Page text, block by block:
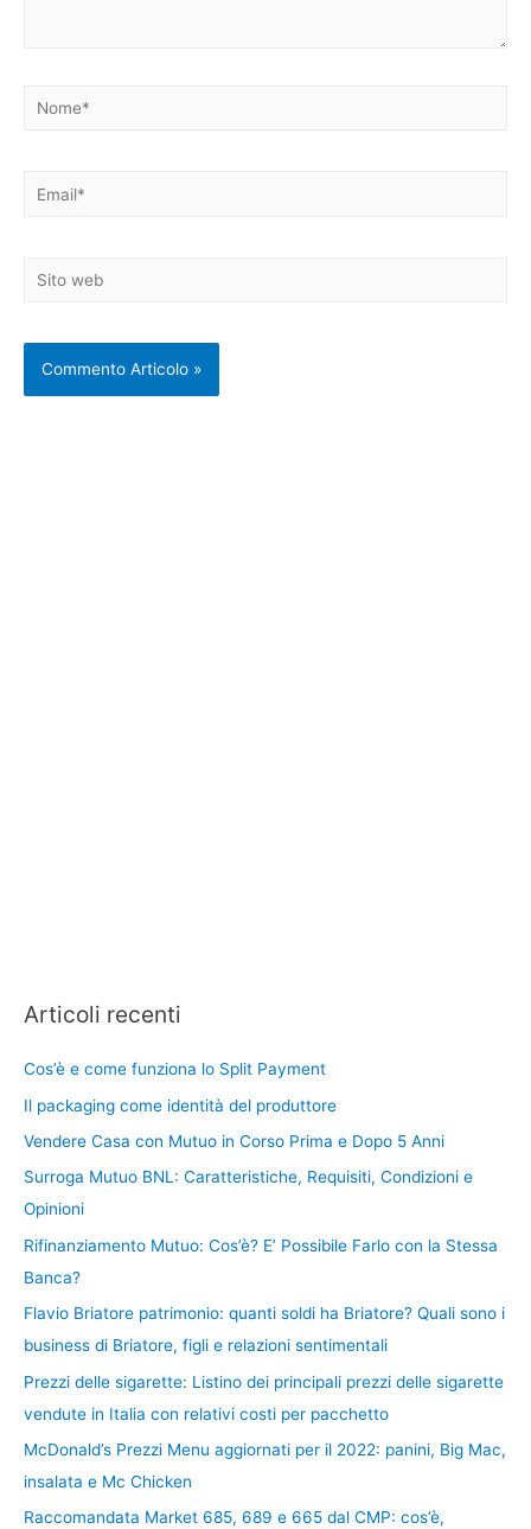
Nome*
Email*
Sito
Articoli recenti
Cos’è e come funziona lo Split Payment
Il packaging come identità del produttore
Vendere Casa con Mutuo in Corso Prima e Dopo 5 Anni
Surroga Mutuo BNL: Caratteristiche, Requisiti, Condizioni e
Opinioni
Rifinanziamento Mutuo: Cos’è? E’ Possibile Farlo con la Stessa
Banca?
Flavio Briatore patrimonio: quanti soldi ha Briatore? Quali sono i
business di Briatore, figli e relazioni sentimentali
Prezzi delle sigarette: Listino dei principali prezzi delle sigarette
vendute in Italia con relativi costi per pacchetto
McDonald’s Prezzi Menu aggiornati per il 2022: panini, Big Mac,
insalata e Mc Chicken
Raccomandata Market 685, 689 e 665 dal CMP: cos’è,